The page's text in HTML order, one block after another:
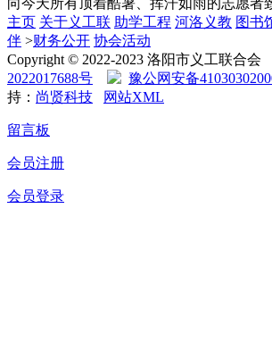
向今天所有顶着酷暑、挥汗如雨的志愿者
主页 关于义工联 助学工程 河洛义教 图书
伴 >财务公开 协会活动
Copyright © 2022-2023 洛阳市义工联合会
2022017688号
豫公网安备
持： 尚贤科技 网站XML
留言板
会员注册
会员登录